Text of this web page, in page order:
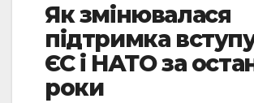
Як змінювалася
підтримка
ЄС і НАТО за
роки